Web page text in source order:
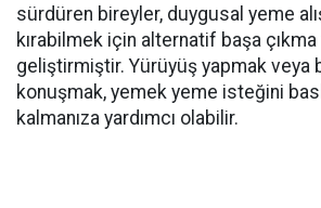
sürdüren bireyler, duygusal yeme
kırabilmek için alternatif başa
geliştirmiştir. Yürüyüş yapmak veya
konuşmak, yemek yeme isteğini
kalmanıza yardımcı olabilir.